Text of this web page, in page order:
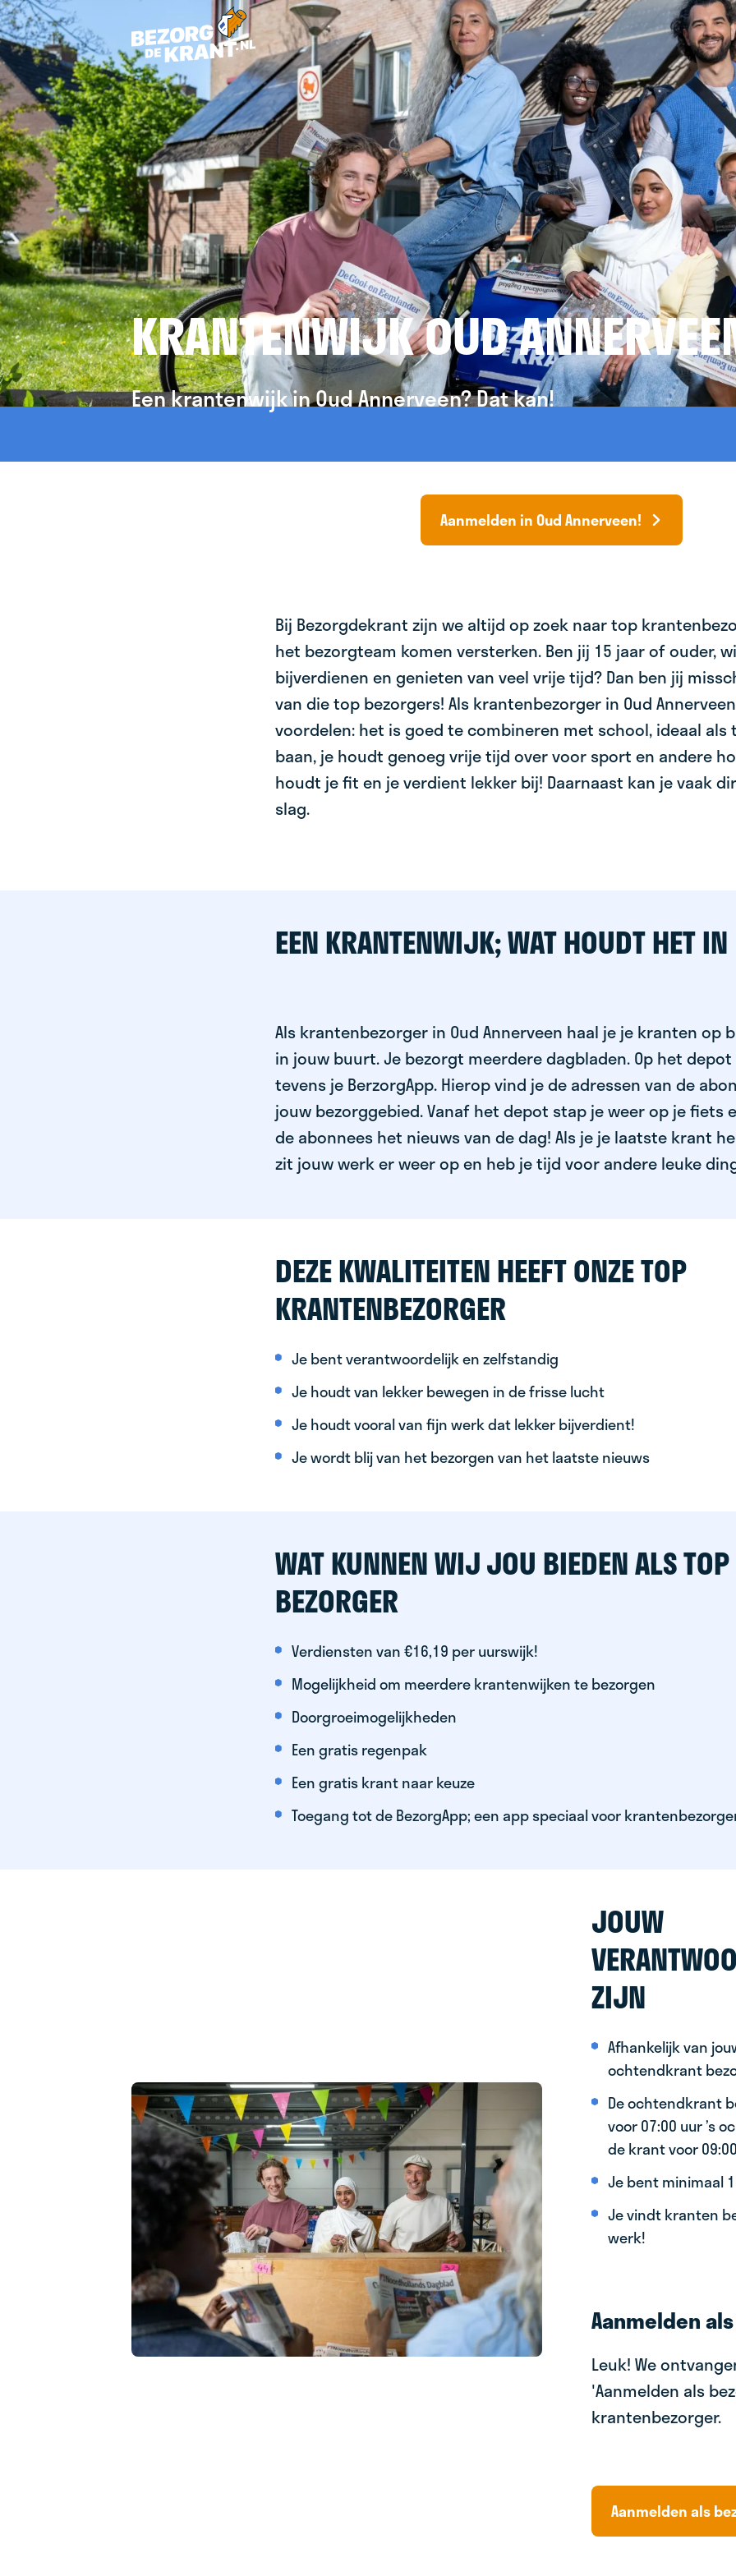
KRANTENWIJK OUD
Een krantenwijk in Oud Annerveen? Dat kan!
Aanmelden in Oud Annerveen!
Bij Bezorgdekrant zijn we altijd op zoek naar top
het bezorgteam komen versterken. Ben jij 15 jaar of ouder,
bijverdienen en genieten van veel vrije tijd? Dan ben jij
van die top bezorgers! Als krantenbezorger in Oud
voordelen: het is goed te combineren met school, ideaal als
baan, je houdt genoeg vrije tijd over voor sport en andere
houdt je fit en je verdient lekker bij! Daarnaast kan je vaak
slag.
EEN KRANTENWIJK; WAT HOUDT HET IN
Als krantenbezorger in Oud Annerveen haal je je kranten op
in jouw buurt. Je bezorgt meerdere dagbladen. Op het
tevens je BerzorgApp. Hierop vind je de adressen van de
jouw bezorggebied. Vanaf het depot stap je weer op je fiets
de abonnees het nieuws van de dag! Als je je laatste krant
zit jouw werk er weer op en heb je tijd voor andere leuke
DEZE KWALITEITEN HEEFT ONZE TOP
KRANTENBEZORGER
Je bent verantwoordelijk en zelfstandig
Je houdt van lekker bewegen in de frisse lucht
Je houdt vooral van fijn werk dat lekker bijverdient!
Je wordt blij van het bezorgen van het laatste nieuws
WAT KUNNEN WIJ JOU BIEDEN ALS TOP
BEZORGER
Verdiensten van €16,19 per uurswijk!
Mogelijkheid om meerdere krantenwijken te bezorgen
Doorgroeimogelijkheden
Een gratis regenpak
Een gratis krant naar keuze
Toegang tot de BezorgApp; een app speciaal voor
JOUW
ZIJN
Afhankelijk van
ochtendkrant
De ochtendkrant
voor 07:00 uur ’s
de krant voor
Je bent minimaal
Je vindt kranten
werk!
Aanmelden
Leuk! We
'Aanmelden als
krantenbezorger.
Aanmelden als